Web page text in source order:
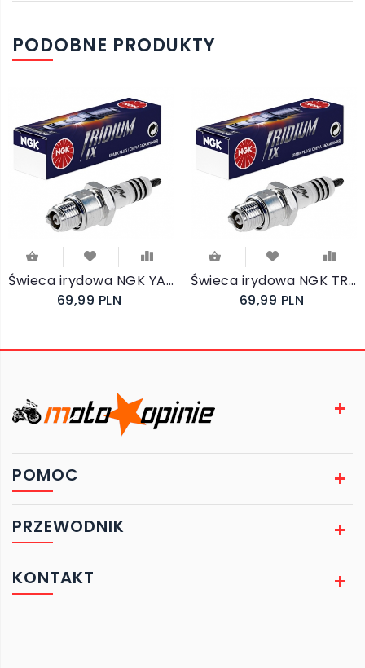
PODOBNE PRODUKTY
Świeca irydowa NGK YAMAHA WR 450 F 2003-2018
69,99 PLN
Świeca irydowa NGK TRIUMPH 1050 SPEED TRIPLE 2005-2015
69,99 PLN
POMOC
PRZEWODNIK
KONTAKT